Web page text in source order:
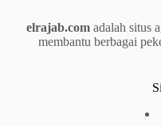
elrajab.com adalah situs
membantu berbagai